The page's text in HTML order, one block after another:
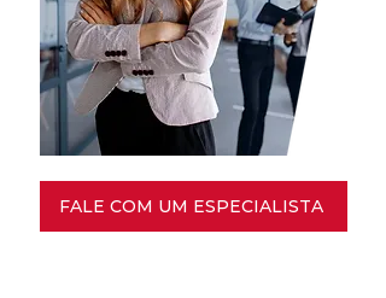
FALE COM UM ESPECIALISTA